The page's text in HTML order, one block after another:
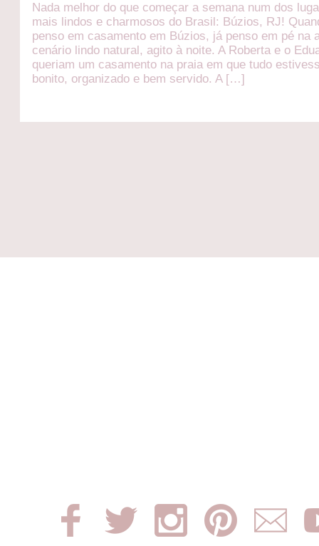
Nada melhor do que começar a semana num dos
mais lindos e charmosos do Brasil: Búzios, RJ!
penso em casamento em Búzios, já penso em pé na
cenário lindo natural, agito à noite. A Roberta e o
queriam um casamento na praia em que tudo
bonito, organizado e bem servido. A […]